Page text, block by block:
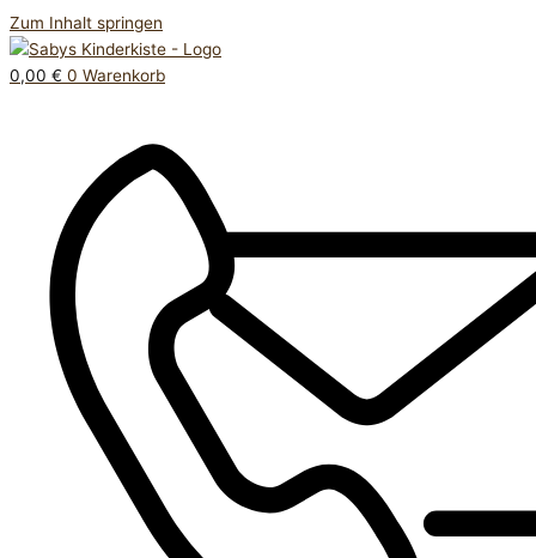
Zum Inhalt springen
0,00 € 0 Warenkorb